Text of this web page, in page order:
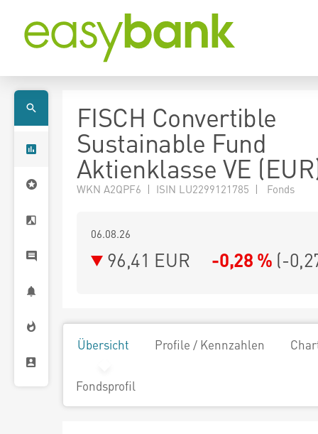
FISCH Convertible
Sustainable Fund
Aktienklasse VE
WKN A2QPF6 | ISIN LU2299121785 | Fonds
06.08.26
96,41 EUR -0,28 % (-
Übersicht Profile / Kennzahlen
Fondsprofil